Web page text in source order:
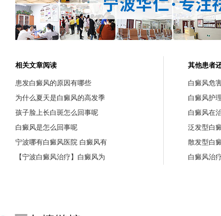
相关文章阅读
患发白癜风的原因有哪些
为什么夏天是白癜风的高发季
孩子脸上长白斑怎么回事呢
白癜风是怎么回事呢
宁波哪有白癜风医院 白癜风有
【宁波白癜风治疗】白癜风为
其他患者
白癜风危
白癜风护
白癜风在
泛发型白
散发型白
白癜风治